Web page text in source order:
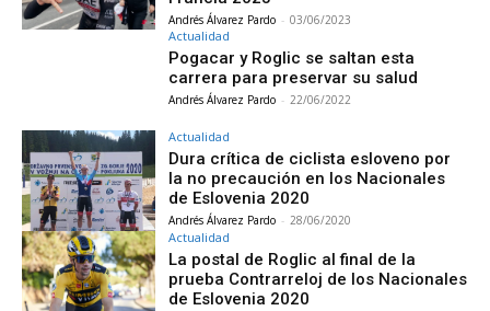
Andrés Álvarez Pardo - 03/06/2023
Actualidad
Pogacar y Roglic se saltan esta
carrera para preservar su salud
Andrés Álvarez Pardo - 22/06/2022
Actualidad
Dura crítica de ciclista esloveno por
la no precaución en los Nacionales
de Eslovenia 2020
Andrés Álvarez Pardo - 28/06/2020
Actualidad
La postal de Roglic al final de la
prueba Contrarreloj de los Nacionales
de Eslovenia 2020